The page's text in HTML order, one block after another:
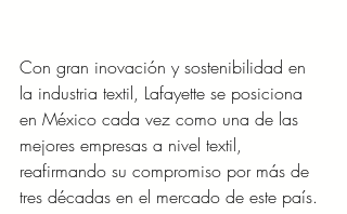
Con gran inovación y sostenibilidad en
la industria textil, Lafayette se posiciona
en México cada vez como una de las
mejores empresas a nivel textil,
reafirmando su compromiso por más de
tres décadas en el mercado de este país.